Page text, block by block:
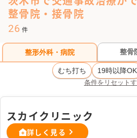
整骨院・接骨院
26 件
整形外科・病院 整骨
むち打ち 19時以降OK
条件をリセット
スカイクリニック
詳しく見る